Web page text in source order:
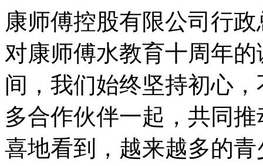
康师傅控股有限公司行
对康师傅水教育十周年
间，我们始终坚持初心
多合作伙伴一起，共同
喜地看到，越来越多的